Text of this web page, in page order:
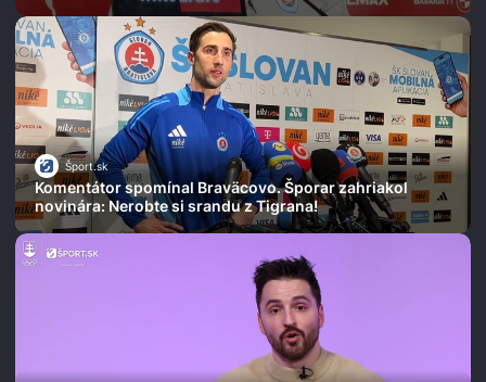
Šport.sk
Komentátor spomínal Braväcovo. Šporar zahriakol
novinára: Nerobte si srandu z Tigrana!